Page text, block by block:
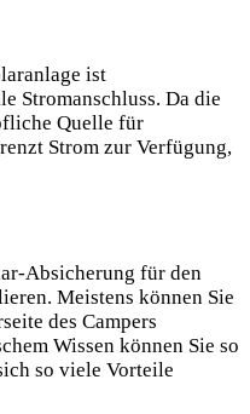
ist
⁣Stromanschluss. Da die
Quelle für
Strom zur ‌Verfügung,
Absicherung für den
Meistens können ⁣Sie
des Campers
Wissen können Sie so
so viele Vorteile